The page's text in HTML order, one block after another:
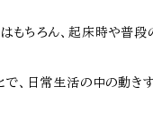
もちろん、起床時や普段
、 日常生活の中の動き